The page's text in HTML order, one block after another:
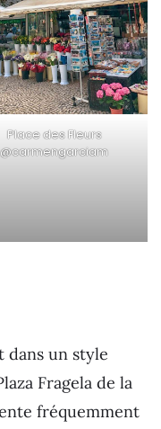
Place des Fleurs
@carmengarciam
dans un style
Fragela de la
fréquemment